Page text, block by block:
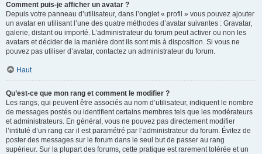
Comment puis-je afficher un avatar ?
Depuis votre panneau d’utilisateur, dans l’onglet « profil » vous pouvez ajouter
un avatar en utilisant l’une des quatre méthodes d’avatar suivantes : Gravatar,
galerie, distant ou importé. L’administrateur du forum peut activer ou non les
avatars et décider de la manière dont ils sont mis à disposition. Si vous ne
pouvez pas utiliser d’avatar, contactez un administrateur du forum.
Haut
Qu’est-ce que mon rang et comment le modifier ?
Les rangs, qui peuvent être associés au nom d’utilisateur, indiquent le nombre
de messages postés ou identifient certains membres tels que les modérateurs
et administrateurs. En général, vous ne pouvez pas directement modifier
l’intitulé d’un rang car il est paramétré par l’administrateur du forum. Évitez de
poster des messages sur le forum dans le seul but de passer au rang
supérieur. Sur la plupart des forums, cette pratique est rarement tolérée et un